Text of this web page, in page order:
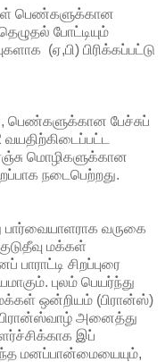
பெண்களுக்கான
போட்டியும்
(ஏ,பி) பிரிக்கப்பட்டு
பேச்சுப்
வயதிற்கிடைப்பட்ட
மொழிகளுக்கான
நடைபெற்றது.
வருகை
மக்கள்
சிறப்புரை
புலம் பெயர்ந்து
மக்கள் ஒன்றியம் (பிரான்ஸ்)
பிரான்ஸ்வாழ் அனைத்து
இப்
மனப்பான்மையையும்,